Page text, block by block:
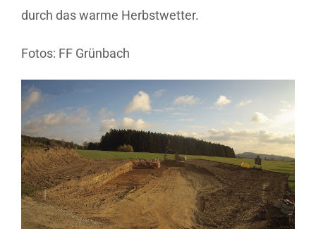
durch das warme Herbstwetter.
Fotos: FF Grünbach